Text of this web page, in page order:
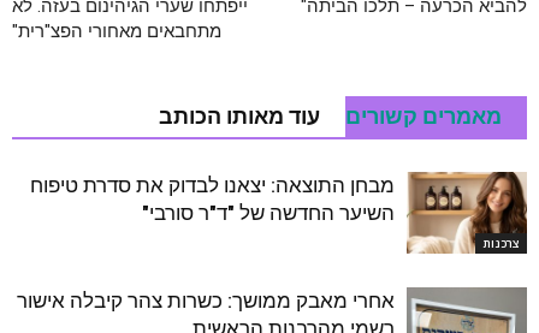
להביא הכרעה – תלכו הביתה"
ייפתחו שערי הגיהינום בעזה. לא
מתחבאים מאחורי הפצ"רית"
מאמרים קשורים עוד מאותו הכותב
צרכנות
מבחן התוצאה: יצאנו לבדוק את סדרת טיפוח
השיער החדשה של "ד"ר סורבי"
אחרי מאבק ממושך: כשרות צהר קיבלה אישור
רשמי מהרבנות הראשית